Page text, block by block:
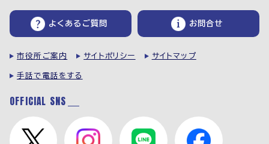
よくあるご質問 お問合せ
市役所ご案内 サイトポリシー サイトマップ
手話で電話をする
OFFICIAL SNS